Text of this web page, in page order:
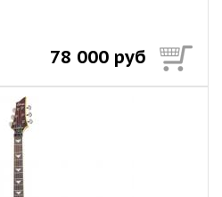
78 000 руб